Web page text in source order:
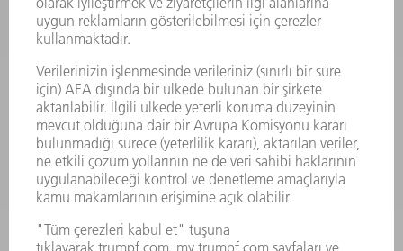
SMART FACTORY
YAZILIM
SERVISLER
UYGULAMALAR
SEKTÖRLER
ŞIRKET
KARIYER
SUNULAN POZISYONLAR
ŞIRKET PROFILI
YÖNETIM
FAALIYET RAPORU
ŞIRKET PRENSIPLERI
MEVZUATLARA UYUM
BILDIRIM SISTEMI